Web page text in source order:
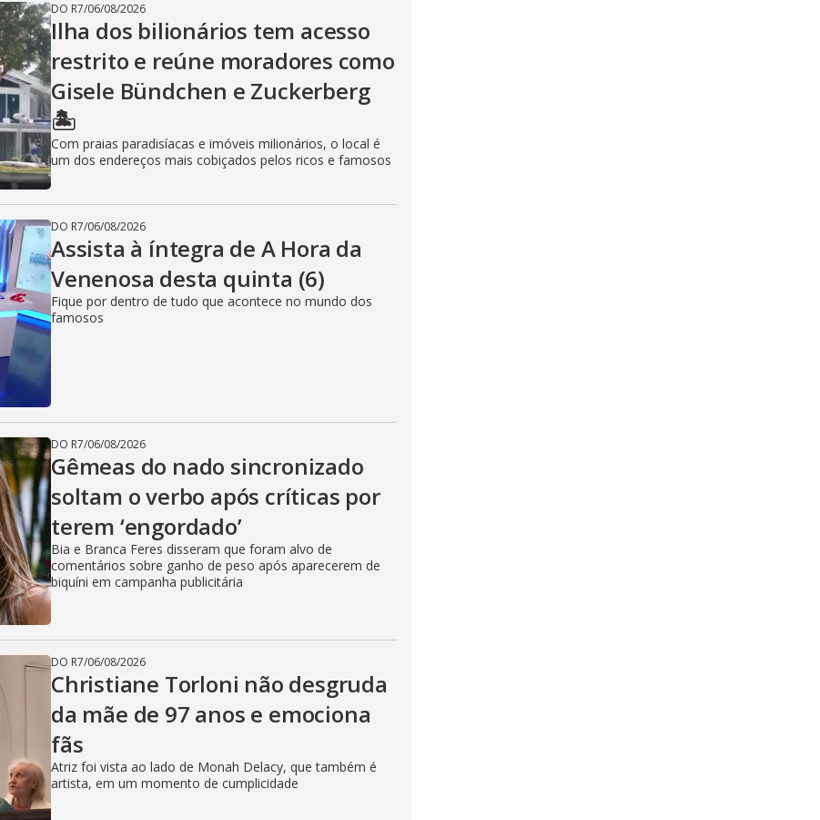
DO R7/06/08/2026
Ilha dos bilionários tem acesso
restrito e reúne moradores como
Gisele Bündchen e Zuckerberg
🏝️
Com praias paradisíacas e imóveis milionários, o local é
um dos endereços mais cobiçados pelos ricos e famosos
DO R7/06/08/2026
Assista à íntegra de A Hora da
Venenosa desta quinta (6)
Fique por dentro de tudo que acontece no mundo dos
famosos
DO R7/06/08/2026
Gêmeas do nado sincronizado
soltam o verbo após críticas por
terem ‘engordado’
Bia e Branca Feres disseram que foram alvo de
comentários sobre ganho de peso após aparecerem de
biquíni em campanha publicitária
DO R7/06/08/2026
Christiane Torloni não desgruda
da mãe de 97 anos e emociona
fãs
Atriz foi vista ao lado de Monah Delacy, que também é
artista, em um momento de cumplicidade